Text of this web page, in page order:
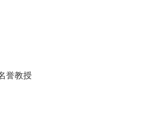
誉教授